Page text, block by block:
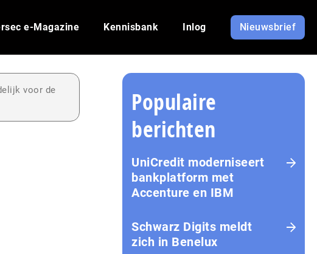
e-Magazine Kennisbank Inlog Nieuwsbrief
voor de
Populaire
berichten
UniCredit moderniseert
bankplatform met
Accenture en IBM
Schwarz Digits meldt
zich in Benelux